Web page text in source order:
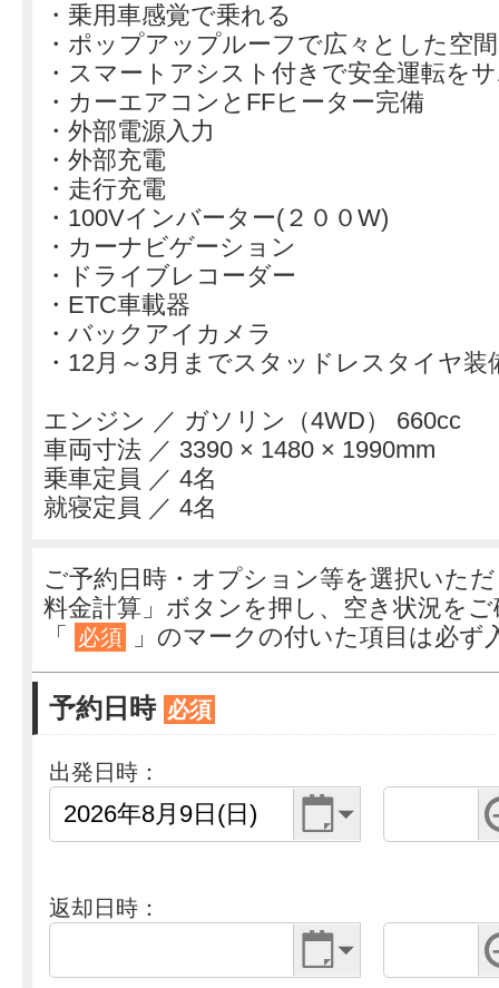
・乗用車感覚で乗れる
・ポップアップルーフで広々とした空
・スマートアシスト付きで安全運転を
・カーエアコンとFFヒーター完備
・外部電源入力
・外部充電
・走行充電
・100Vインバーター(２００W)
・カーナビゲーション
・ドライブレコーダー
・ETC車載器
・バックアイカメラ
・12月～3月までスタッドレスタイヤ装
エンジン ／ ガソリン（4WD） 660cc
車両寸法 ／ 3390 × 1480 × 1990mm
乗車定員 ／ 4名
就寝定員 ／ 4名
ご予約日時・オプション等を選択いた
料金計算」ボタンを押し、空き状況を
「
必須 」のマークの付いた項目は必ず
予約日時 必須
出発日時：
返却日時：